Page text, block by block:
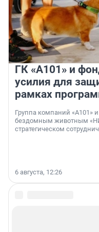
ГК «А101» и
усилия для
рамках
Группа компаний «А101»
бездомным животным
стратегическом
6 августа, 12:26